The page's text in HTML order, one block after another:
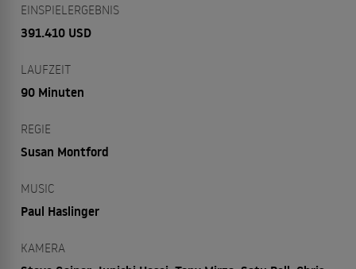
EINSPIELERGEBNIS
391.410 USD
LAUFZEIT
90 Minuten
REGIE
Susan Montford
MUSIC
Paul Haslinger
KAMERA